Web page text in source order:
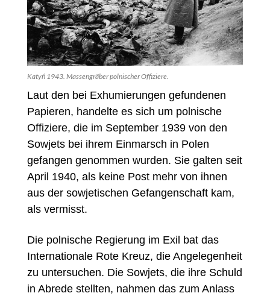
Katyń 1943. Massengräber polnischer Offiziere.
Laut den bei Exhumierungen gefundenen
Papieren, handelte es sich um polnische
Offiziere, die im September 1939 von den
Sowjets bei ihrem Einmarsch in Polen
gefangen genommen wurden. Sie galten seit
April 1940, als keine Post mehr von ihnen
aus der sowjetischen Gefangenschaft kam,
als vermisst.
Die polnische Regierung im Exil bat das
Internationale Rote Kreuz, die Angelegenheit
zu untersuchen. Die Sowjets, die ihre Schuld
in Abrede stellten, nahmen das zum Anlass